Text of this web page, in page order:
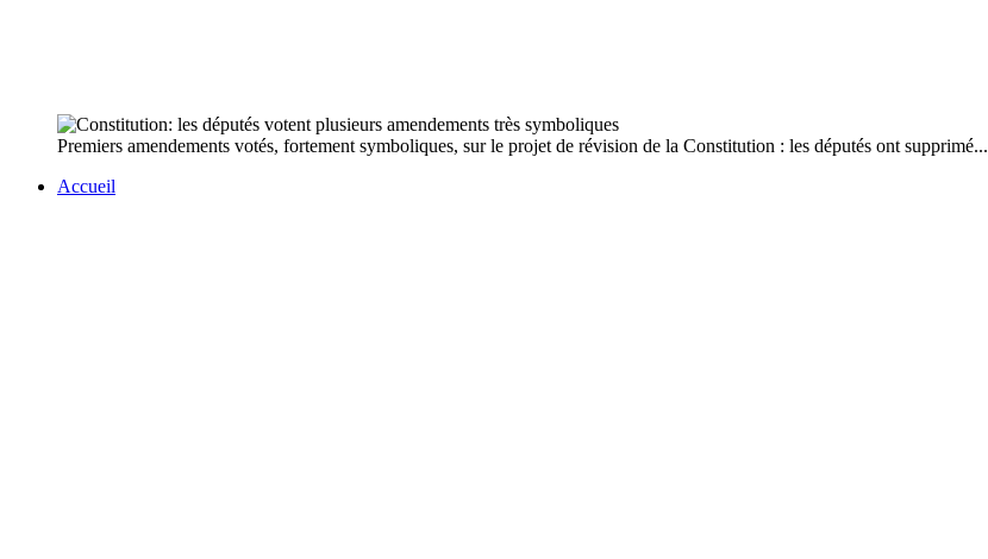
Premiers amendements votés, fortement symboliques, sur le projet de révision de la Constitution : les députés ont supprimé...
Accueil